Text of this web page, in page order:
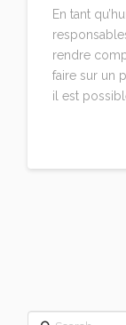
En tant
rendre
faire sur un
il est
Search